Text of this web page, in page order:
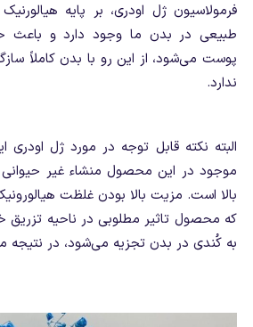
فرمولاسیون ژل اودری، بر پایه
طبیعی در بدن ما وجود دارد و باعث
پوست می‌شود، از این رو با بدن کاملاً
ندارد.
البته نکته قابل توجه در مورد ژل اودری
موجود در این محصول منشاء غیر
بالا است. مزیت بالا بودن غلظت
که محصول تاثیر مطلوبی در ناحیه
به کُندی در بدن تجزیه می‌شود، در نتیجه